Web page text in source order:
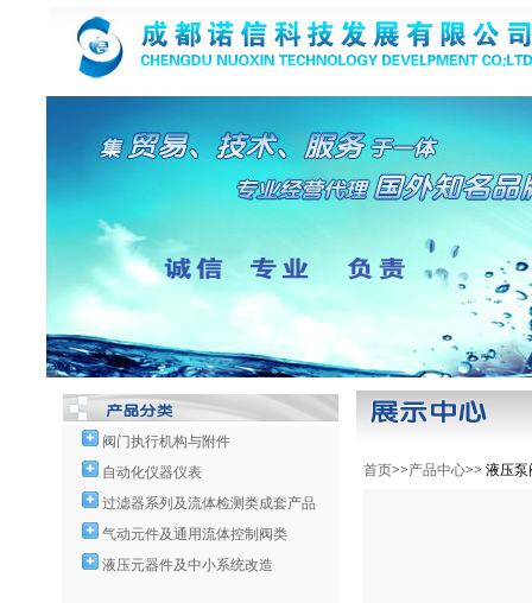
阀门执行机构与附件
自动化仪器仪表
过滤器系列及流体检测类成套产品
气动元件及通用流体控制阀类
液压元器件及中小系统改造
首页>>产品中心>> 液压泵